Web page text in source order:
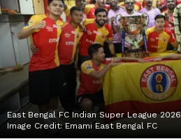
East Bengal FC Indian Super League 2026
Image Credit: Emami East Bengal FC